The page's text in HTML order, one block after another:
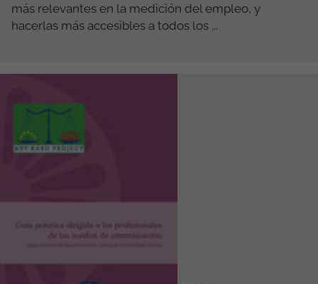
más relevantes en la medición del empleo, y
hacerlas más accesibles a todos los ...